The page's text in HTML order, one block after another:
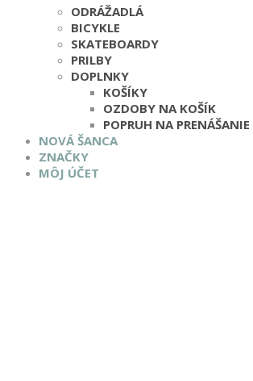
ODRÁŽADLÁ
BICYKLE
SKATEBOARDY
PRILBY
DOPLNKY
KOŠÍKY
OZDOBY NA KOŠÍK
POPRUH NA PRENÁŠANIE
NOVÁ ŠANCA
ZNAČKY
MÔJ ÚČET